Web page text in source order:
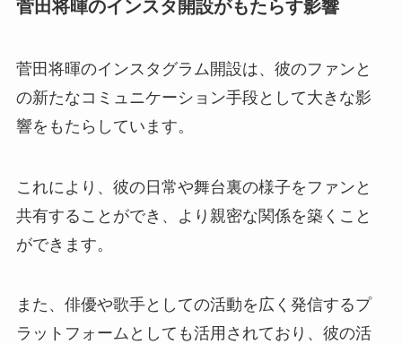
菅田将暉のインスタ開設がもたらす影響
菅田将暉のインスタグラム開設は、彼のファンと
の新たなコミュニケーション手段として大きな影
響をもたらしています。
これにより、彼の日常や舞台裏の様子をファンと
共有することができ、より親密な関係を築くこと
ができます。
また、俳優や歌手としての活動を広く発信するプ
ラットフォームとしても活用されており、彼の活